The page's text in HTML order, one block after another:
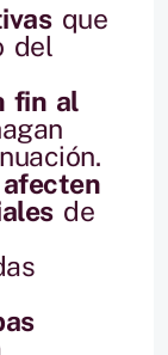
que
del
fin al
de